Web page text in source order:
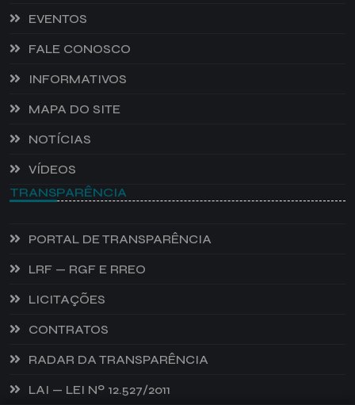
EVENTOS
FALE CONOSCO
INFORMATIVOS
MAPA DO SITE
NOTÍCIAS
VÍDEOS
TRANSPARÊNCIA
PORTAL DE TRANSPARÊNCIA
LRF — RGF E RREO
LICITAÇÕES
CONTRATOS
RADAR DA TRANSPARÊNCIA
LAI — LEI Nº 12.527/2011